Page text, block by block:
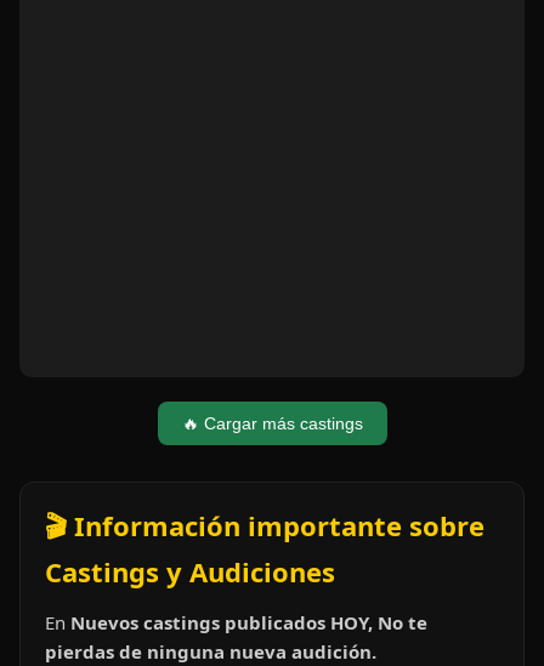
🔥 Cargar más castings
🎬 Información importante sobre
Castings y Audiciones
En Nuevos castings publicados HOY, No te
pierdas de ninguna nueva audición.